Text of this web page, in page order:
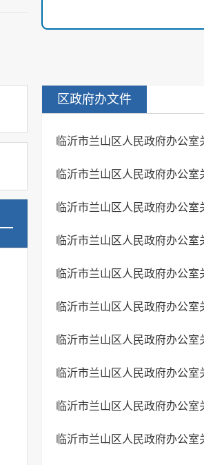
区政府办文件
临沂市兰山区人民政府办公
临沂市兰山区人民政府办公
临沂市兰山区人民政府办公
临沂市兰山区人民政府办公